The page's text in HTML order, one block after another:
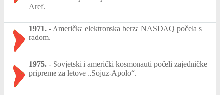
Aref.
1971. - Američka elektronska berza NASDAQ počela s
radom.
1975. - Sovjetski i američki kosmonauti počeli zajedničke
pripreme za letove „Sojuz-Apolo“.